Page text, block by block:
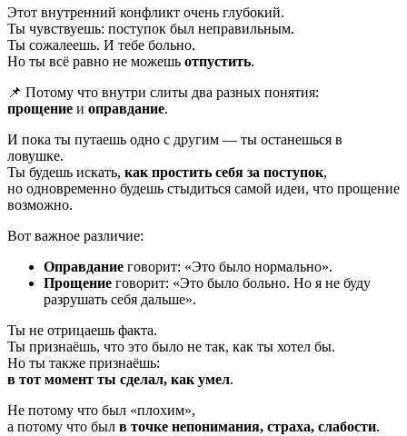
Этот внутренний конфликт очень глубокий.
Ты чувствуешь: поступок был неправильным.
Ты сожалеешь. И тебе больно.
Но ты всё равно не можешь отпустить.
📌 Потому что внутри слиты два разных понятия:
прощение и оправдание.
И пока ты путаешь одно с другим — ты останешься в
ловушке.
Ты будешь искать, как простить себя за поступок,
но одновременно будешь стыдиться самой идеи, что прощение
возможно.
Вот важное различие:
Оправдание говорит: «Это было нормально».
Прощение говорит: «Это было больно. Но я не буду
разрушать себя дальше».
Ты не отрицаешь факта.
Ты признаёшь, что это было не так, как ты хотел бы.
Но ты также признаёшь:
в тот момент ты сделал, как умел.
Не потому что был «плохим»,
а потому что был в точке непонимания, страха, слабости.